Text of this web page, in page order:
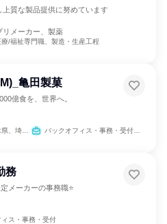
質な製品提供に努めています
リメーカー、製薬
療/福祉専門職、製造・生産工程
亀田製菓
億食を、世界へ。
、大阪府、広島県、福岡県 バックオフィス・事務・受付、営業、SCM/生産管理/購買/物流
務
メーカーの事務職⭐
ィス・事務・受付